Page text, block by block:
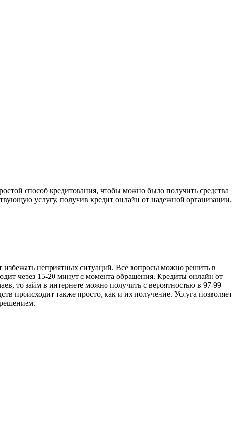
способ кредитования, чтобы можно было получить средства
услугу, получив кредит онлайн от надежной организации.
избежать неприятных ситуаций. Все вопросы можно решить в
через 15-20 минут с момента обращения. Кредиты онлайн от
то займ в интернете можно получить с вероятностью в 97-99
происходит также просто, как и их получение. Услуга позволяет